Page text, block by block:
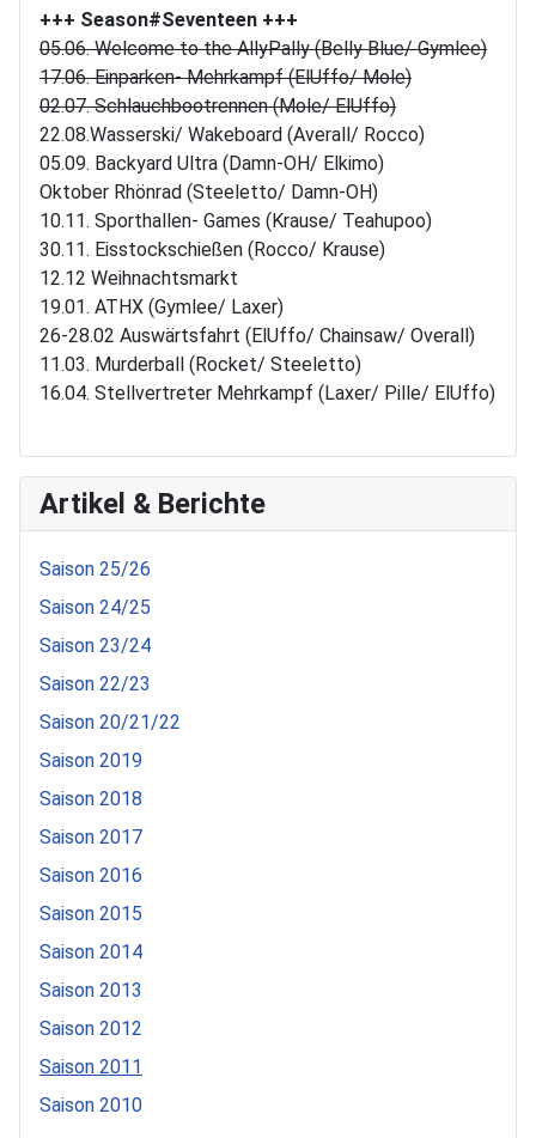
+++ Season#Seventeen +++
05.06. Welcome to the AllyPally (Belly Blue/ Gymlee)
17.06. Einparken- Mehrkampf (ElUffo/ Mole)
02.07. Schlauchbootrennen (Mole/ ElUffo)
22.08.Wasserski/ Wakeboard (Averall/ Rocco)
05.09. Backyard Ultra (Damn-OH/ Elkimo)
Oktober Rhönrad (Steeletto/ Damn-OH)
10.11. Sporthallen- Games (Krause/ Teahupoo)
30.11. Eisstockschießen (Rocco/ Krause)
12.12 Weihnachtsmarkt
19.01. ATHX (Gymlee/ Laxer)
26-28.02 Auswärtsfahrt (ElUffo/ Chainsaw/ Overall)
11.03. Murderball (Rocket/ Steeletto)
16.04. Stellvertreter Mehrkampf (Laxer/ Pille/ ElUffo)
Artikel & Berichte
Saison 25/26
Saison 24/25
Saison 23/24
Saison 22/23
Saison 20/21/22
Saison 2019
Saison 2018
Saison 2017
Saison 2016
Saison 2015
Saison 2014
Saison 2013
Saison 2012
Saison 2011
Saison 2010